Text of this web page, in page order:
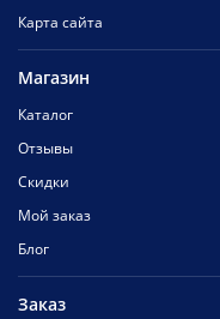
Карта сайта
Магазин
Каталог
Отзывы
Скидки
Мой заказ
Блог
Заказ